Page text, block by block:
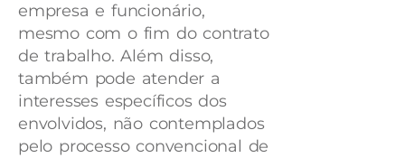
empresa e funcionário,
mesmo com o fim do contrato
de trabalho. Além disso,
também pode atender a
interesses específicos dos
envolvidos, não contemplados
pelo processo convencional de